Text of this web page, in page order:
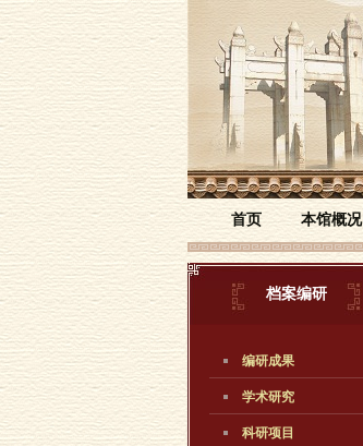
首页 本馆概况
档案编研
编研成果
学术研究
科研项目